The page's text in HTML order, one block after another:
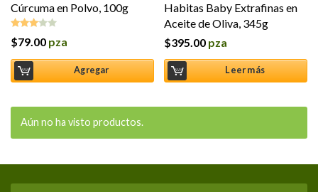
Cúrcuma en Polvo, 100g
Valorado
3.00
de 5
$79.00 pza
Agregar
Habitas Baby Extrafinas en
Aceite de Oliva, 345g
$395.00 pza
Leer más
Aún no ha visto productos.